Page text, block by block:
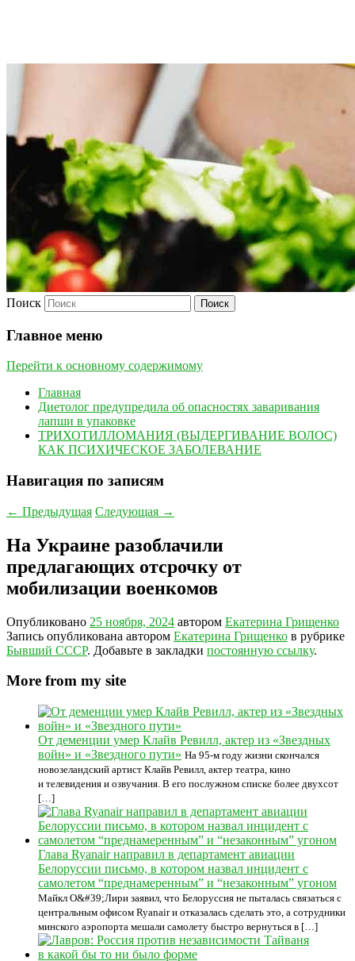
Поиск
Главное меню
Перейти к основному содержимому
Главная
Диетолог предупредила об опасностях заваривания
лапши в упаковке
ТРИХОТИЛЛОМАНИЯ (ВЫДЕРГИВАНИЕ ВОЛОС)
КАК ПСИХИЧЕСКОЕ ЗАБОЛЕВАНИЕ
Навигация по записям
← Предыдущая Следующая →
На Украине разоблачили
предлагающих отсрочку от
мобилизации военкомов
Опубликовано 25 ноября, 2024 автором Екатерина Грищенко
Запись опубликована автором Екатерина Грищенко в рубрике
Бывший СССР. Добавьте в закладки постоянную ссылку.
More from my site
От деменции умер Клайв Ревилл, актер из «Звездных
войн» и «Звездного пути» На 95-м году жизни скончался
новозеландский артист Клайв Ревилл, актер театра, кино
и телевидения и озвучания. В его послужном списке более двухсот
[…]
Глава Ryanair направил в департамент авиации
Белоруссии письмо, в котором назвал инцидент с
самолетом “преднамеренным” и “незаконным” угоном
Майкл О&#39;Лири заявил, что Белоруссия не пыталась связаться с
центральным офисом Ryanair и отказалась сделать это, а сотрудники
минского аэропорта мешали самолету быстро вернуться в […]